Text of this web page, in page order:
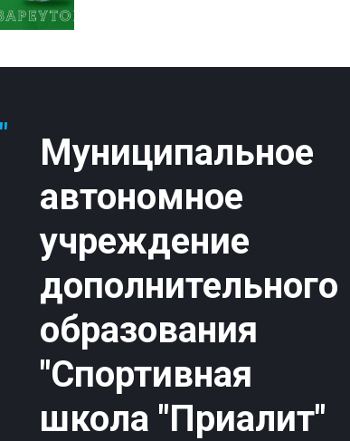
Муниципальное
автономное
учреждение
дополнительного
образования
"Спортивная
школа "Приалит"